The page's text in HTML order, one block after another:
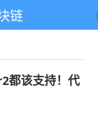
链
都该支持！代